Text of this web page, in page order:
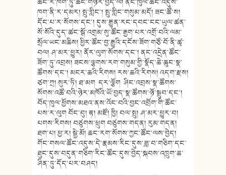
ཁག་ནི་ར་དམར། སྤུ་གླིང་། སྤུ་གླིང་གསུམ་མདོ། ཟང་ཚོ་ས།
དོང་པ་ར་སོགས་དང་། དུས་རྒྱུན་རང་དབང་ངང་ཡུལ་ཚན་
སོ་སོའི་དུད་ཚང་སྒོ་འགྲམ་སུ་ཚོང་རྒྱག་པར་འགྲོ་བའི་ལམ་
སྲོལ་ཡང་མཆིས། ཕྱིར་ཚོང་བྱ་རྒྱུའི་དངོས་ཟོག་གཙོ་བོ་ནི་ཚྭ་
བལ། ཤ་མར་ཕྱུར། ནོར་ལུག་སོགས་དང་། ནང་འདྲེན་ཚོང་
ཟོག་ཏུ་འབྲས། ཟངས་ལྕགས་རག་གསུམ་གྱི་སྣོད་ཆེ་ཆུང་སྣ་
ཚོགས་དང་། མངར་ཆའི་རིགས། རས་ཆའི་རིགས། འདག་རྫས།
ཙག་ཀྲ། སུར་ཏི། ཐ་མག དར་ལྕོག ཤིང་འབྲས་སྣ་ཚོགས་
སོགས་འཚོ་བའི་ཉེར་མཁོའི་ཡོ་བྱད་སྣ་ཚོགས་ཉོ་སྒྲུབ་དང་།
བོད་ཁུལ་ཕྱོགས་མཐའ་ནས་འོང་བའི་བྱང་འབྲོག་གི་ཚོང་
པས་ར་ལུག བོང་བུ། རྟ། མཛོ། ཁྱི། བལ་སྤུ། ཤ་མར་ཕྱུར་བ།
པགས་རིགས། བཙུགས་ཕྲུག བཙུགས་གདན། རུམ་གདན།
ཐག་པ། ཕྱ་ར། སྒྱེ་མོ། ཆང་རག་སོགས་ཀྱང་ཚོང་ལས་བྱེད།
གོང་གསལ་ཚོང་འདུས་དེ་རྣམས་རིང་དུས་ཟླ་བ་གཅིག་དང་
ཐུང་དུས་བདུན་གཅིག་རིང་ཚོང་དུས་བྱེད་སྐབས་འཁྲུག་ཆ་
ཤིན་ཏུ་དོད་པར་བཤད།